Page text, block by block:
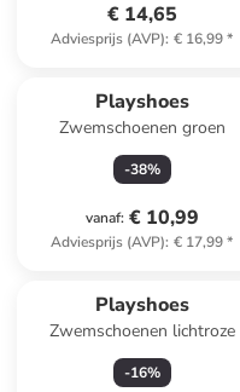
€ 14,65
Adviesprijs (AVP): € 16,99*
Playshoes
Zwemschoenen groen
-38%
vanaf: € 10,99
Adviesprijs (AVP): € 17,99*
Playshoes
Zwemschoenen lichtroze
-16%